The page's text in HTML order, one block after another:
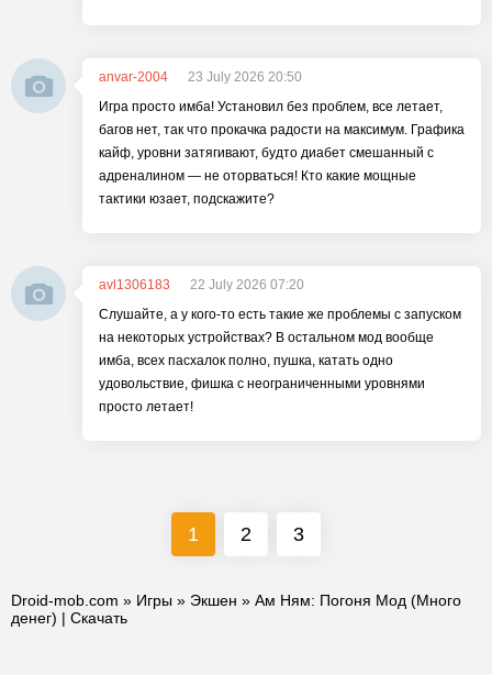
anvar-2004
23 July 2026 20:50
Игра просто имба! Установил без проблем, все летает,
багов нет, так что прокачка радости на максимум. Графика
кайф, уровни затягивают, будто диабет смешанный с
адреналином — не оторваться! Кто какие мощные
тактики юзает, подскажите?
avl1306183
22 July 2026 07:20
Слушайте, а у кого-то есть такие же проблемы с запуском
на некоторых устройствах? В остальном мод вообще
имба, всех пасхалок полно, пушка, катать одно
удовольствие, фишка с неограниченными уровнями
просто летает!
1 2 3
Droid-mob.com » Игры » Экшен » Ам Ням: Погоня Мод (Много
денег) | Скачать